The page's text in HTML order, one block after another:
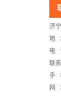
济
地
电
联
手
网